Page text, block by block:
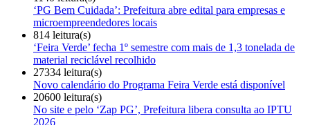
‘PG Bem Cuidada’: Prefeitura abre edital para empresas e
microempreendedores locais
814 leitura(s)
‘Feira Verde’ fecha 1º semestre com mais de 1,3 tonelada de
material reciclável recolhido
27334 leitura(s)
Novo calendário do Programa Feira Verde está disponível
20600 leitura(s)
No site e pelo ‘Zap PG’, Prefeitura libera consulta ao IPTU
2026